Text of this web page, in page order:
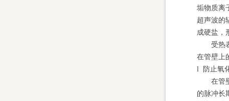
垢物质离
超声波的
成硬盐，
受热
在管壁上
l 防止氧
在管
的脉冲长